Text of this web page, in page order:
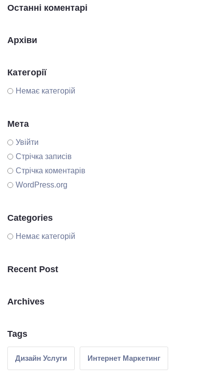
Останні коментарі
Архіви
Категорії
Немає категорій
Мета
Увійти
Стрічка записів
Стрічка коментарів
WordPress.org
Categories
Немає категорій
Recent Post
Archives
Tags
Дизайн Услуги Интернет Маркетинг